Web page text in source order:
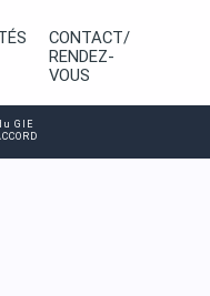
CONTACT/
RENDEZ-
VOUS
GIE